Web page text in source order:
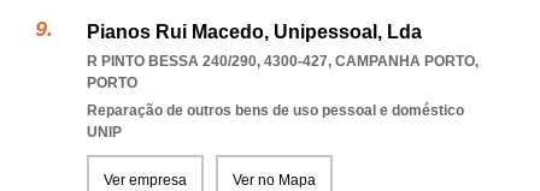
Pianos Rui Macedo, Unipessoal, Lda
R PINTO BESSA 240/290, 4300-427, CAMPANHA PORTO,
PORTO
Reparação de outros bens de uso pessoal e doméstico
UNIP
Ver empresa Ver no Mapa